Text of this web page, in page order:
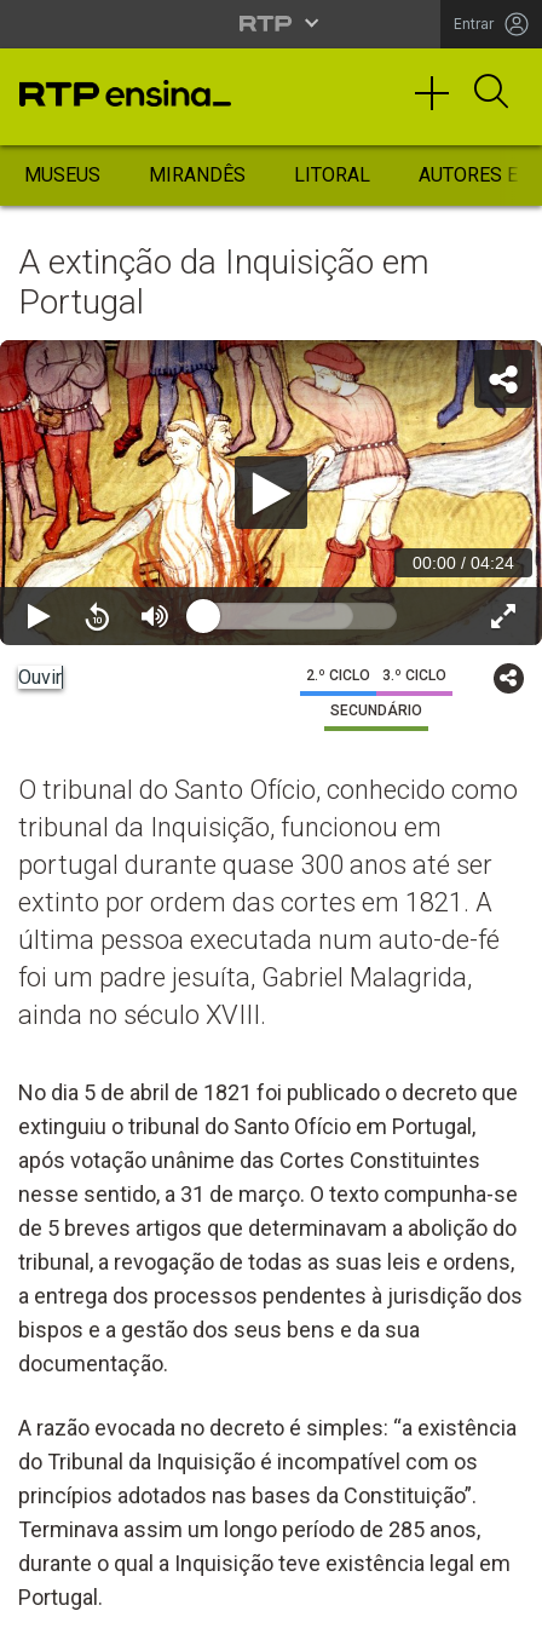
Entrar
MUSEUS MIRANDÊS LITORAL AUTORES
A extinção da Inquisição em
Portugal
00:00 / 04:24
Ouvir 2.º CICLO 3.º CICLO
SECUNDÁRIO
O tribunal do Santo Ofício, conhecido como
tribunal da Inquisição, funcionou em
portugal durante quase 300 anos até ser
extinto por ordem das cortes em 1821. A
última pessoa executada num auto-de-fé
foi um padre jesuíta, Gabriel Malagrida,
ainda no século XVIII.
No dia 5 de abril de 1821 foi publicado o decreto que
extinguiu o tribunal do Santo Ofício em Portugal,
após votação unânime das Cortes Constituintes
nesse sentido, a 31 de março. O texto compunha-se
de 5 breves artigos que determinavam a abolição do
tribunal, a revogação de todas as suas leis e ordens,
a entrega dos processos pendentes à jurisdição dos
bispos e a gestão dos seus bens e da sua
documentação.
A razão evocada no decreto é simples: “a existência
do Tribunal da Inquisição é incompatível com os
princípios adotados nas bases da Constituição”.
Terminava assim um longo período de 285 anos,
durante o qual a Inquisição teve existência legal em
Portugal.